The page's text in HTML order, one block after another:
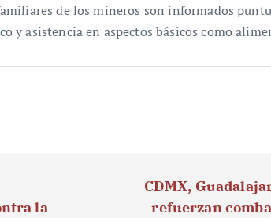
de los mineros son informados
y asistencia en aspectos básicos como
la
CDMX,
refuerzan